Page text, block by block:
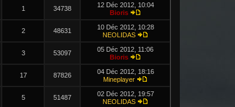
1 34738
12 Déc 2012, 10:04
Bioris
2 48631
10 Déc 2012, 10:28
NEOLIDAS
3 53097
05 Déc 2012, 11:06
Bioris
17 87826
04 Déc 2012, 18:16
Mineplayer
5 51487
02 Déc 2012, 19:57
NEOLIDAS